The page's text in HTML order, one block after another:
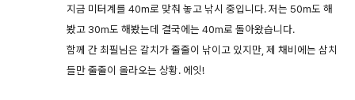
지금 미터계를 40m로 맞춰 놓고 낚시 중입니다. 저는 50m도 해
봤고 30m도 해봤는데 결국에는 40m로 돌아왔습니다.
함께 간 최필님은 갈치가 줄줄이 낚이고 있지만, 제 채비에는 삼치
들만 줄줄이 올라오는 상황. 에잇!